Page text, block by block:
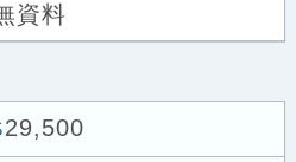
資料
29,500